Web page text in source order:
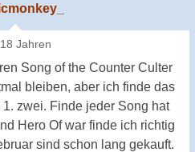
Jahren
Song of the Counter Culter
bleiben, aber ich finde das
zwei. Finde jeder Song hat
Hero Of war finde ich richtig
sind schon lang gekauft.